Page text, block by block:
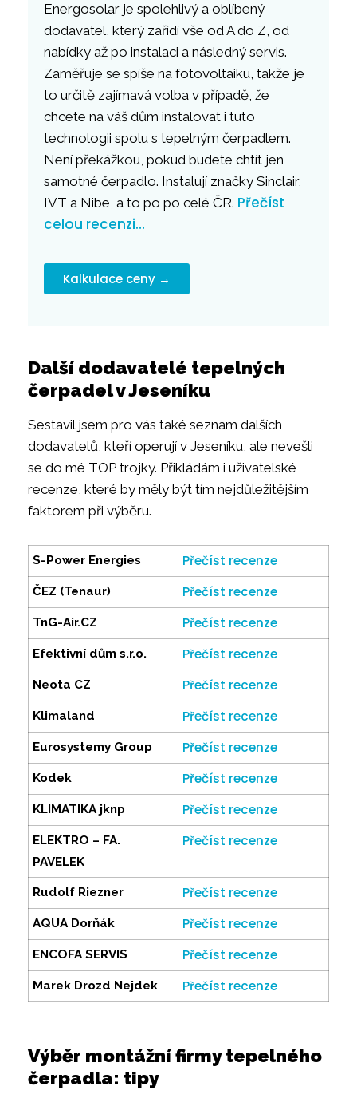
Energosolar je spolehlivý a oblíbený
dodavatel, který zařídí vše od A do Z, od
nabídky až po instalaci a následný servis.
Zaměřuje se spíše na fotovoltaiku, takže je
to určitě zajímavá volba v případě, že
chcete na váš dům instalovat i tuto
technologii spolu s tepelným čerpadlem.
Není překážkou, pokud budete chtít jen
samotné čerpadlo. Instalují značky Sinclair,
IVT a Nibe, a to po po celé ČR. Přečíst
celou recenzi…
Kalkulace ceny →
Další dodavatelé tepelných
čerpadel v Jeseníku
Sestavil jsem pro vás také seznam dalších
dodavatelů, kteří operují v Jeseníku, ale nevešli
se do mé TOP trojky. Přikládám i uživatelské
recenze, které by měly být tím nejdůležitějším
faktorem při výběru.
S-Power Energies Přečíst recenze
ČEZ (Tenaur) Přečíst recenze
TnG-Air.CZ Přečíst recenze
Efektivní dům s.r.o. Přečíst recenze
Neota CZ Přečíst recenze
Klimaland Přečíst recenze
Eurosystemy Group Přečíst recenze
Kodek Přečíst recenze
KLIMATIKA jknp Přečíst recenze
ELEKTRO – FA.
PAVELEK
Přečíst recenze
Rudolf Riezner Přečíst recenze
AQUA Dorňák Přečíst recenze
ENCOFA SERVIS Přečíst recenze
Marek Drozd Nejdek Přečíst recenze
Výběr montážní firmy tepelného
čerpadla: tipy